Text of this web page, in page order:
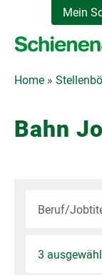
springen
Mein
Home »
Bahn